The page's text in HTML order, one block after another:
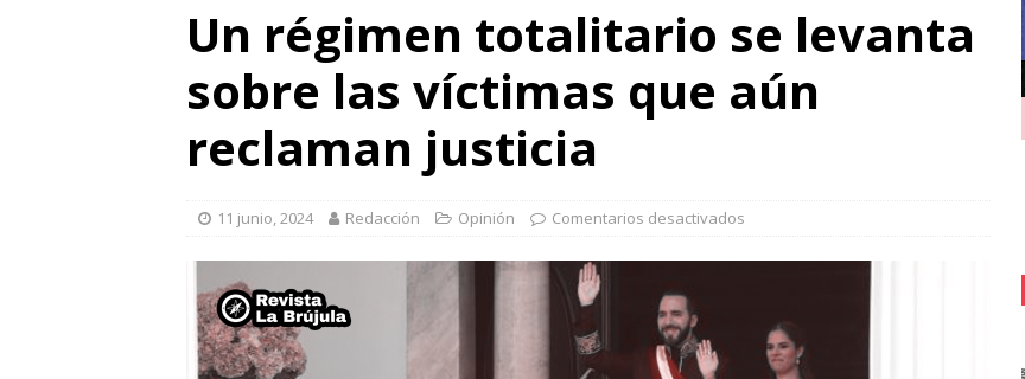
Un régimen totalitario se levanta
sobre las víctimas que aún
reclaman justicia
11 junio, 2024 Redacción Opinión Comentarios desactivados